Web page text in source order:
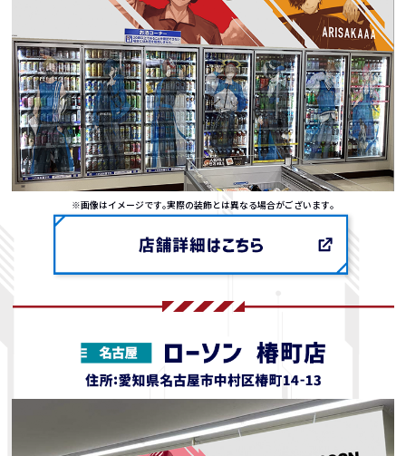
※画像はイメージです｡実際の装飾とは異なる場合がございます｡